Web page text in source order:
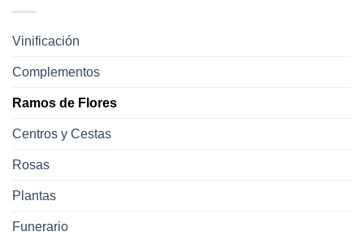
Vinificación
Complementos
Ramos de Flores
Centros y Cestas
Rosas
Plantas
Funerario